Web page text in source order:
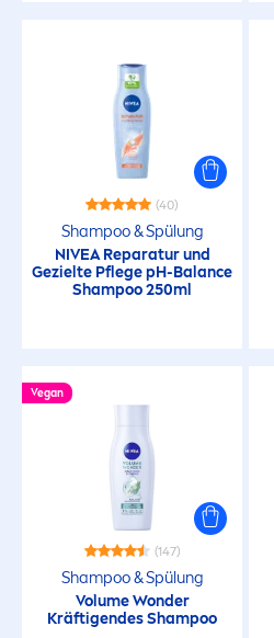
Greasy Hair
Greasy Scalp
Hair Care
Hair Protection
Refreshment
Sensitive Scalp
Strapaziertes Haar
(40)
Shampoo & Spülung
NIVEAReparatur und
Gezielte Pflege pH-Balance
Shampoo 250ml
Vegan
(147)
Shampoo & Spülung
Volume Wonder
Kräftigendes Shampoo